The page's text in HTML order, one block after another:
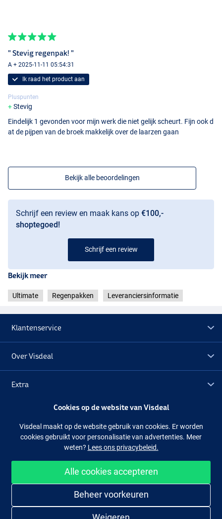
" Stevig regenpak! "
A + 2025-11-11 05:54:31
Ik raad het product aan
Pluspunten
Stevig
Eindelijk 1 gevonden voor mijn werk die niet gelijk scheurt. Fijn ook d
at de pijpen van de broek makkelijk over de laarzen gaan
Bekijk alle beoordelingen
Schrijf een review en maak kans op €100,-
shoptegoed!
Schrijf een review
Bekijk meer
Ultimate Regenpakken Leveranciersinformatie
Klantenservice
Over Visdeal
Extra
Facebook Instagram
Makkelijk en veilig shoppen
Cookies op de website van Visdeal
Visdeal maakt op de website gebruik van cookies. Er worden
cookies gebruikt voor personalisatie van advertenties. Meer
weten? Lees ons privacybeleid.
Alle cookies accepteren
Beheer voorkeuren